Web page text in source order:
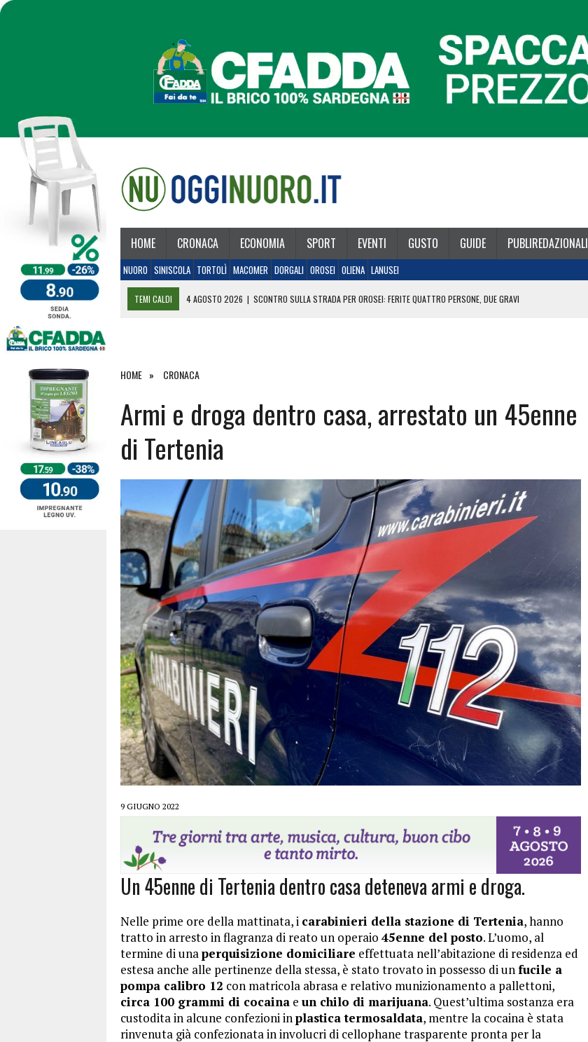
HOME CRONACA ECONOMIA SPORT EVENTI GUSTO GUIDE PUBLIREDAZIONALI
NUORO SINISCOLA TORTOLÌ MACOMER DORGALI OROSEI OLIENA LANUSEI
TEMI CALDI 4 AGOSTO 2026 | SCONTRO SULLA STRADA PER OROSEI: FERITE QUATTRO PERSONE, DUE GRAVI
25 LUGLIO 2026
|
HOME CRONACA
Armi e droga dentro casa, arrestato un 45enne
di Tertenia
9 GIUGNO 2022
Un 45enne di Tertenia dentro casa deteneva armi e droga.
Nelle prime ore della mattinata, i carabinieri della stazione di Tertenia, hanno
tratto in arresto in flagranza di reato un operaio 45enne del posto. L’uomo, al
termine di unaperquisizione domiciliare effettuata nell’abitazione di residenza ed
estesa anche alle pertinenze della stessa, è stato trovato in possesso di unfucile a
pompa calibro 12 con matricola abrasa e relativo munizionamento a pallettoni,
circa 100 grammi di cocaina e un chilo di marijuana. Quest’ultima sostanza era
custodita in alcune confezioni inplastica termosaldata, mentre la cocaina è stata
rinvenuta già confezionata in involucri di cellophane trasparente pronta per la